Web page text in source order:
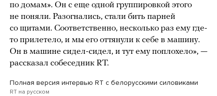
по домам». Он с еще одной группировкой этого
не поняли. Разогнались, стали бить парней
со щитами. Соответственно, несколько раз ему где-
то прилетело, и мы его оттянули к себе в машину.
Он в машине сидел-сидел, и тут ему поплохело», —
рассказал собеседник RT.
Полная версия интервью RT с белорусскими силовиками
RT на русском